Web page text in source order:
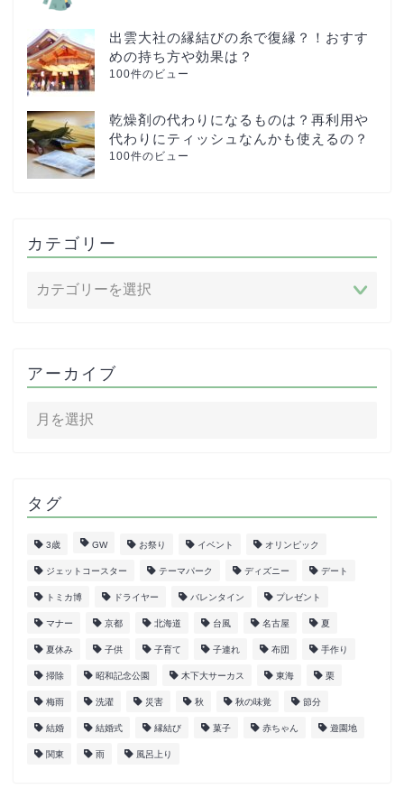
出雲大社の縁結びの糸で復縁？！おすす
めの持ち方や効果は？
100件のビュー
乾燥剤の代わりになるものは？再利用や
代わりにティッシュなんかも使えるの？
100件のビュー
カテゴリー
アーカイブ
タグ
3歳 GW お祭り イベント オリンピック
ジェットコースター テーマパーク ディズニー デート
トミカ博 ドライヤー バレンタイン プレゼント
マナー 京都 北海道 台風 名古屋 夏
夏休み 子供 子育て 子連れ 布団 手作り
掃除 昭和記念公園 木下大サーカス 東海 栗
梅雨 洗濯 災害 秋 秋の味覚 節分
結婚 結婚式 縁結び 菓子 赤ちゃん 遊園地
関東 雨 風呂上り